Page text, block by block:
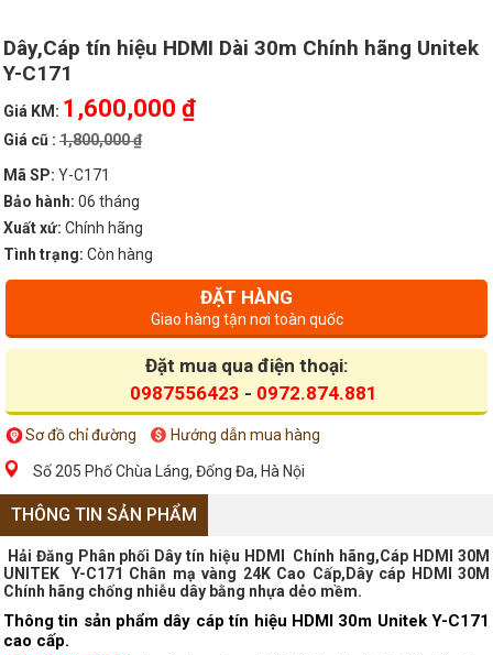
Dây,Cáp tín hiệu HDMI Dài 30m Chính hãng Unitek
Y-C171
Giá KM: 1,600,000 ₫
Giá cũ : 1,800,000 ₫
Mã SP: Y-C171
Bảo hành: 06 tháng
Xuất xứ: Chính hãng
Tình trạng: Còn hàng
ĐẶT HÀNG
Giao hàng tận nơi toàn quốc
Đặt mua qua điện thoại:
0987556423 - 0972.874.881
Sơ đồ chỉ đường Hướng dẫn mua hàng
Số 205 Phố Chùa Láng, Đống Đa, Hà Nội
THÔNG TIN SẢN PHẨM
Hải Đăng Phân phối Dây tín hiệu HDMI Chính hãng,Cáp HDMI 30M
UNITEK Y-C171 Chân mạ vàng 24K Cao Cấp,Dây cáp HDMI 30M
Chính hãng chống nhiễu dây bằng nhựa dẻo mềm.
Thông tin sản phẩm dây cáp tín hiệu HDMI 30m Unitek Y-C171
cao cấp.